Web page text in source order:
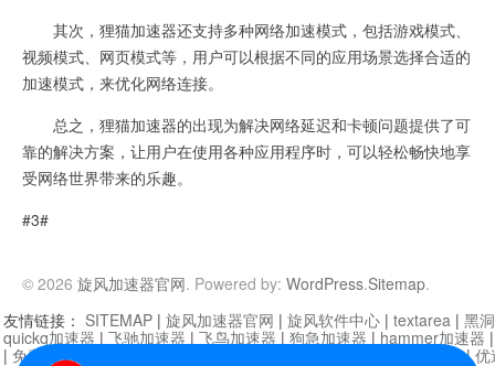
其次，狸猫加速器还支持多种网络加速模式，包括游戏模式、
视频模式、网页模式等，用户可以根据不同的应用场景选择合适的
加速模式，来优化网络连接。
总之，狸猫加速器的出现为解决网络延迟和卡顿问题提供了可
靠的解决方案，让用户在使用各种应用程序时，可以轻松畅快地享
受网络世界带来的乐趣。
#3#
© 2026 旋风加速器官网. Powered by: WordPress.Sitemap.
友情链接： SITEMAP | 旋风加速器官网 | 旋风软件中心 | textarea | 黑
quickq加速器 | 飞驰加速器 | 飞鸟加速器 | 狗急加速器 | hammer加速器
| 免费vqn加速外网 迷雾通|优